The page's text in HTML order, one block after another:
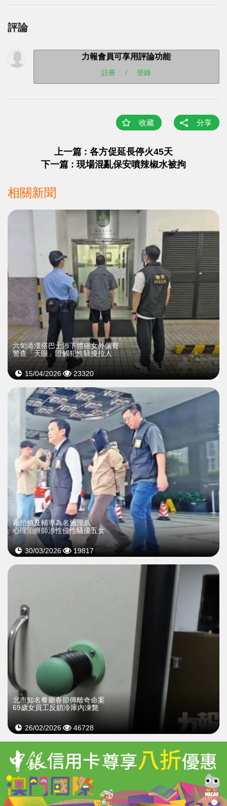
評論
力報會員可享用評論功能
註冊 / 登錄
收藏 分享
上一篇 : 各方促延長停火45天
下一篇 : 現場混亂保安噴辣椒水被拘
相關新聞
六旬港漢搭巴士涉下體碰女外僱臀
警查「天眼」證觸犯性騷擾拉人
15/04/2026 23320
藉治療及輔導為名施淫爪
心理治療師涉性侵性騷擾五女
30/03/2026 19817
北市知名餐廳春節傳離奇命案
69歲女員工反鎖冷庫內凍斃
26/02/2026 46728